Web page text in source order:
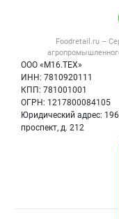
Foodretail.ru –
ООО «М16.ТЕХ»
ИНН: 7810920111
КПП: 781001001
ОГРН: 1217800084105
Юридический адрес:
проспект, д. 212
Политика